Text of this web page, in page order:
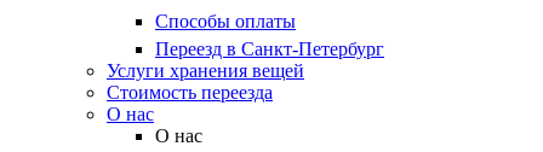
Способы оплаты
Переезд в Санкт-Петербург
Услуги хранения вещей
Стоимость переезда
О нас
О нас